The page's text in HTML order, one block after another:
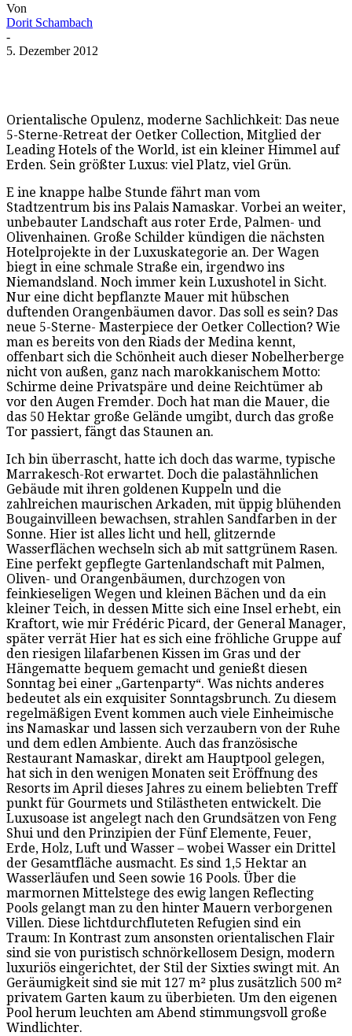
Von
Dorit Schambach
-
5. Dezember 2012
Orientalische Opulenz, moderne Sachlichkeit: Das neue
5-Sterne-Retreat der Oetker Collection, Mitglied der
Leading Hotels of the World, ist ein kleiner Himmel auf
Erden. Sein größter Luxus: viel Platz, viel Grün.
E ine knappe halbe Stunde fährt man vom
Stadtzentrum bis ins Palais Namaskar. Vorbei an weiter,
unbebauter Landschaft aus roter Erde, Palmen- und
Olivenhainen. Große Schilder kündigen die nächsten
Hotelprojekte in der Luxuskategorie an. Der Wagen
biegt in eine schmale Straße ein, irgendwo ins
Niemandsland. Noch immer kein Luxushotel in Sicht.
Nur eine dicht bepflanzte Mauer mit hübschen
duftenden Orangenbäumen davor. Das soll es sein? Das
neue 5-Sterne- Masterpiece der Oetker Collection? Wie
man es bereits von den Riads der Medina kennt,
offenbart sich die Schönheit auch dieser Nobelherberge
nicht von außen, ganz nach marokkanischem Motto:
Schirme deine Privatspäre und deine Reichtümer ab
vor den Augen Fremder. Doch hat man die Mauer, die
das 50 Hektar große Gelände umgibt, durch das große
Tor passiert, fängt das Staunen an.
Ich bin überrascht, hatte ich doch das warme, typische
Marrakesch-Rot erwartet. Doch die palastähnlichen
Gebäude mit ihren goldenen Kuppeln und die
zahlreichen maurischen Arkaden, mit üppig blühenden
Bougainvilleen bewachsen, strahlen Sandfarben in der
Sonne. Hier ist alles licht und hell, glitzernde
Wasserflächen wechseln sich ab mit sattgrünem Rasen.
Eine perfekt gepflegte Gartenlandschaft mit Palmen,
Oliven- und Orangenbäumen, durchzogen von
feinkieseligen Wegen und kleinen Bächen und da ein
kleiner Teich, in dessen Mitte sich eine Insel erhebt, ein
Kraftort, wie mir Frédéric Picard, der General Manager,
später verrät Hier hat es sich eine fröhliche Gruppe auf
den riesigen lilafarbenen Kissen im Gras und der
Hängematte bequem gemacht und genießt diesen
Sonntag bei einer „Gartenparty“. Was nichts anderes
bedeutet als ein exquisiter Sonntagsbrunch. Zu diesem
regelmäßigen Event kommen auch viele Einheimische
ins Namaskar und lassen sich verzaubern von der Ruhe
und dem edlen Ambiente. Auch das französische
Restaurant Namaskar, direkt am Hauptpool gelegen,
hat sich in den wenigen Monaten seit Eröffnung des
Resorts im April dieses Jahres zu einem beliebten Treff
punkt für Gourmets und Stilästheten entwickelt. Die
Luxusoase ist angelegt nach den Grundsätzen von Feng
Shui und den Prinzipien der Fünf Elemente, Feuer,
Erde, Holz, Luft und Wasser – wobei Wasser ein Drittel
der Gesamtfläche ausmacht. Es sind 1,5 Hektar an
Wasserläufen und Seen sowie 16 Pools. Über die
marmornen Mittelstege des ewig langen Reflecting
Pools gelangt man zu den hinter Mauern verborgenen
Villen. Diese lichtdurchfluteten Refugien sind ein
Traum: In Kontrast zum ansonsten orientalischen Flair
sind sie von puristisch schnörkellosem Design, modern
luxuriös eingerichtet, der Stil der Sixties swingt mit. An
Geräumigkeit sind sie mit 127 m² plus zusätzlich 500 m²
privatem Garten kaum zu überbieten. Um den eigenen
Pool herum leuchten am Abend stimmungsvoll große
Windlichter.